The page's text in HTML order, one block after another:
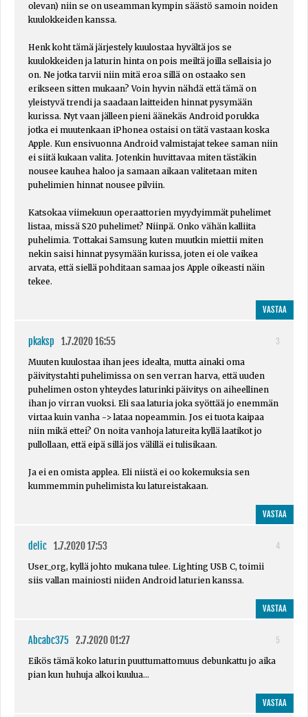
olevan) niin se on useamman kympin säästö samoin noiden
kuulokkeiden kanssa.
Henk koht tämä järjestely kuulostaa hyvältä jos se
kuulokkeiden ja laturin hinta on pois meiltä joilla sellaisia jo
on. Ne jotka tarvii niin mitä eroa sillä on ostaako sen
erikseen sitten mukaan? Voin hyvin nähdä että tämä on
yleistyvä trendi ja saadaan laitteiden hinnat pysymään
kurissa. Nyt vaan jälleen pieni äänekäs Android porukka
jotka ei muutenkaan iPhonea ostaisi on tätä vastaan koska
Apple. Kun ensivuonna Android valmistajat tekee saman niin
ei siitä kukaan valita. Jotenkin huvittavaa miten tästäkin
nousee kauhea haloo ja samaan aikaan valitetaan miten
puhelimien hinnat nousee pilviin.
Katsokaa viimekuun operaattorien myydyimmät puhelimet
listaa, missä S20 puhelimet? Niinpä. Onko vähän kalliita
puhelimia. Tottakai Samsung kuten muutkin miettii miten
nekin saisi hinnat pysymään kurissa, joten ei ole vaikea
arvata, että siellä pohditaan samaa jos Apple oikeasti näin
tekee.
VASTAA
pkaksp 1.7.2020 16:55
3
Muuten kuulostaa ihan jees idealta, mutta ainaki oma
päivitystahti puhelimissa on sen verran harva, että uuden
puhelimen oston yhteydes laturinki päivitys on aiheellinen
ihan jo virran vuoksi. Eli saa laturia joka syöttää jo enemmän
virtaa kuin vanha -> lataa nopeammin. Jos ei tuota kaipaa
niin mikä ettei? On noita vanhoja latureita kyllä laatikot jo
pullollaan, että eipä sillä jos välillä ei tulisikaan.
Ja ei en omista applea. Eli niistä ei oo kokemuksia sen
kummemmin puhelimista ku latureistakaan.
VASTAA
delic 1.7.2020 17:53
4
User_org, kyllä johto mukana tulee. Lighting USB C, toimii
siis vallan mainiosti niiden Android laturien kanssa.
VASTAA
Abcabc375 2.7.2020 01:27
5
Eikös tämä koko laturin puuttumattomuus debunkattu jo aika
pian kun huhuja alkoi kuulua...
VASTAA